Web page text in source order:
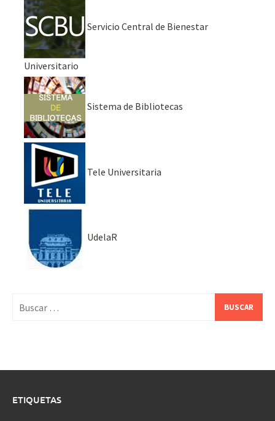
Servicio Central de Bienestar
Universitario
Sistema de Bibliotecas
Tele Universitaria
UdelaR
ETIQUETAS